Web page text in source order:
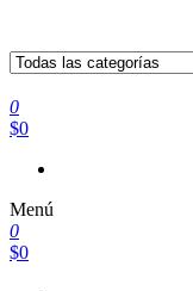
0
$0
Menú
0
$0